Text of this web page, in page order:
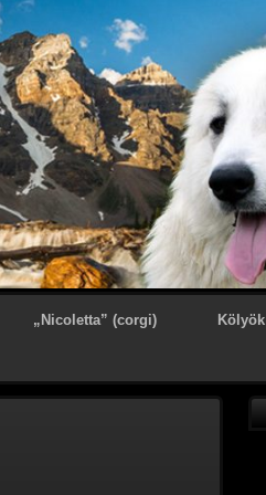
„Nicoletta” (corgi) Kölyök